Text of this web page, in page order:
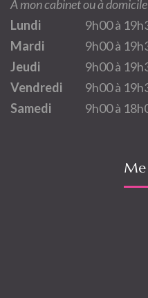
A mon cabinet ou à domicile
Lundi
9h00 à
Mardi
9h00 à
Jeudi
9h00 à
Vendredi
9h00 à
Samedi
9h00 à
Me